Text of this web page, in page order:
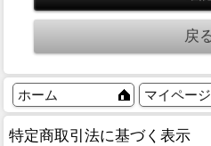
ホーム マイページ
特定商取引法に基づく表示